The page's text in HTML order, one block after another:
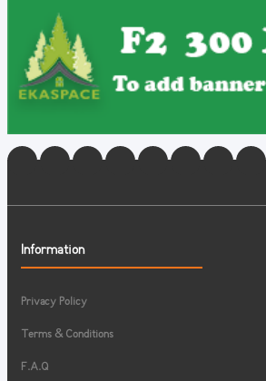
Information
Privacy Policy
Terms & Conditions
F.A.Q